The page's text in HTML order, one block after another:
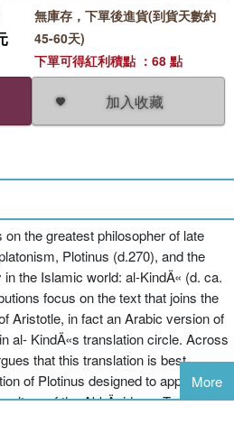
加入收藏
無庫存，下單後進貨(到貨天數約
45-60天)
下單可得紅利積點 ：68 點
the greatest philosopher of late
Plotinus (d.270), and the
the Islamic world: al-KindÄ« (d. ca.
focus on the text that joins the
Aristotle, in fact an Arabic version of
al- KindÄ«s translation circle. Across
that this translation is best
of Plotinus designed to appeal to
of the AbbÄsid era. Two
notes on the Theology written by the
More